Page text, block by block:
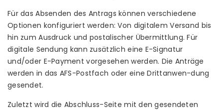
Für das Absenden des Antrags können verschiedene
Optionen konfiguriert werden: Von digitalem Versand bis
hin zum Ausdruck und postalischer Übermittlung. Für
digitale Sendung kann zusätzlich eine E-Signatur
und/oder E-Payment vorgesehen werden. Die Anträge
werden in das AFS-Postfach oder eine Drittanwen-dung
gesendet.
Zuletzt wird die Abschluss-Seite mit den gesendeten